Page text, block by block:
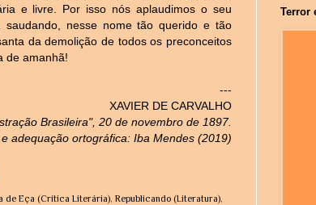
e livre. Por isso nós aplaudimos o seu
nesse nome tão querido e tão
da demolição de todos os preconceitos
de amanhã!
---
XAVIER DE CARVALHO
Brasileira", 20 de novembro de 1897.
adequação ortográfica: Iba Mendes (2019)
de Eça (Crítica Literária), Republicando (Literatura),
Terror